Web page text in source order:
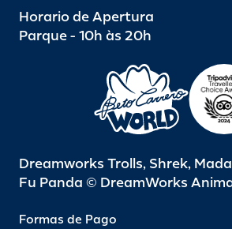
Horario de Apertura
Parque - 10h às 20h
Dreamworks Trolls, Shrek,
Fu Panda © DreamWorks
Formas de Pago